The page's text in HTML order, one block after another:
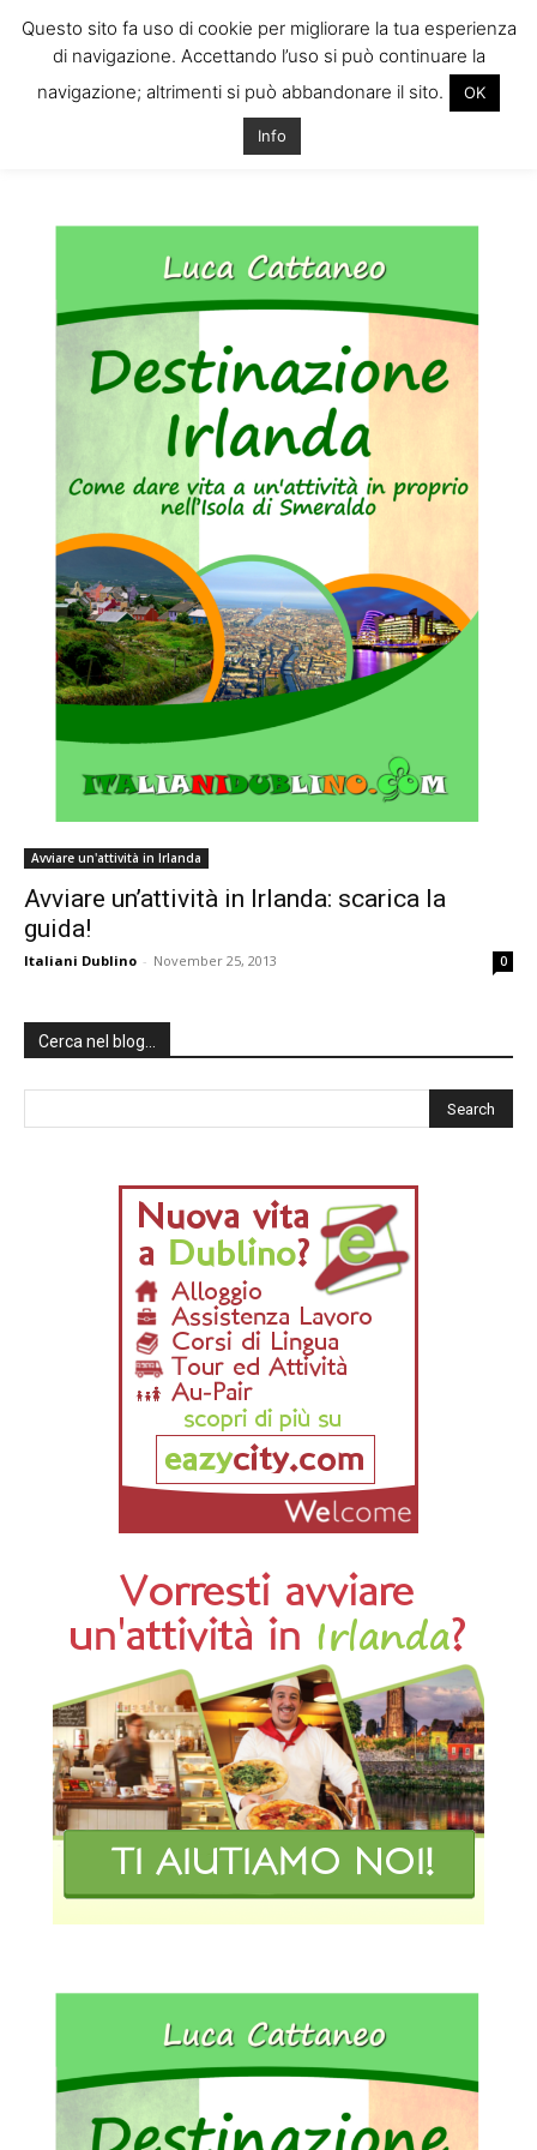
Tag: costituire società in irlanda
Avviare un'attività in Irlanda
Avviare un’attività in Irlanda: scarica la
guida!
Italiani Dublino - November 25, 2013 0
Cerca nel blog…
Questo sito fa uso di cookie per migliorare la tua esperienza
di navigazione. Accettando l’uso si può continuare la
navigazione; altrimenti si può abbandonare il sito.
OK
Info